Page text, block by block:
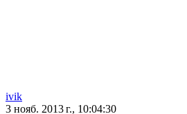
ivik
3 нояб. 2013 г., 10:04:30